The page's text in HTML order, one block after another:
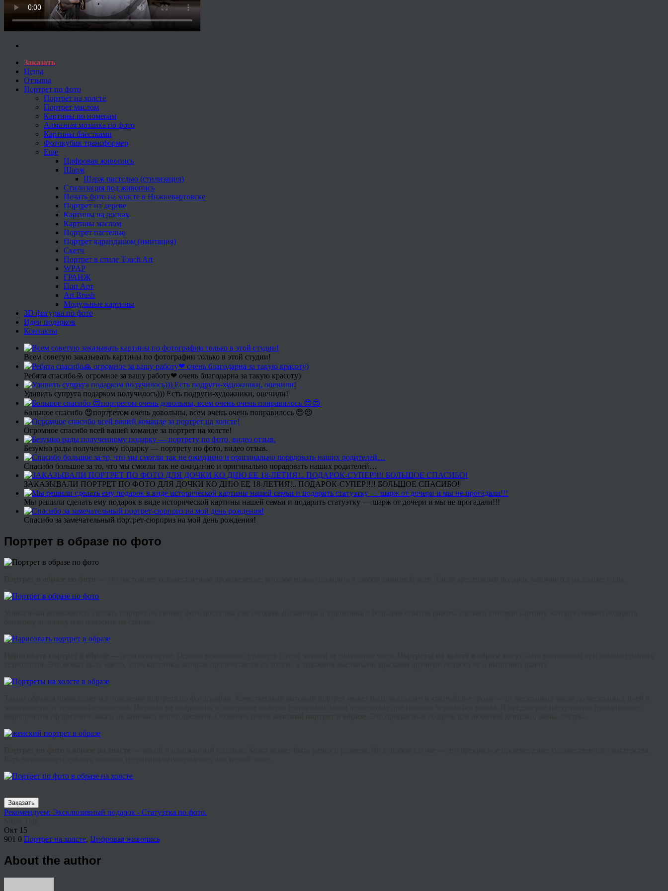
Заказать
Цены
Отзывы
Портрет по фото
Портрет на холсте
Портрет маслом
Картины по номерам
Алмазная мозаика по фото
Картины блестками
Фотокубик трансформер
Еще
Цифровая живопись
Шарж
Шарж пастелью (стилизация)
Стилизация под живопись
Печать фото на холсте в Нижневартовске
Портрет на дереве
Картины на досках
Картины маслом
Портрет пастелью
Портрет карандашом (имитация)
Скетч
Портрет в стиле Touch Art
WPAP
ГРАНЖ
Поп Арт
Art Brush
Модульные картины
3D фигурка по фото
Идеи подарков
Контакты
Всем советую заказывать картины по фотографии только в этой студии!
Ребята спасибо🙏 огромное за вашу работу❤ очень благодарна за такую красоту)
Удивить супруга подарком получилось))) Есть подруги-художники, оценили!
Большое спасибо 😍портретом очень довольны, всем очень очень понравилось 😍😍
Огромное спасибо всей вашей команде за портрет на холсте!
Безумно рады полученному подарку — портрету по фото, видео отзыв.
Спасибо большое за то, что мы смогли так не ожиданно и оригинально порадовать наших родителей…
ЗАКАЗЫВАЛИ ПОРТРЕТ ПО ФОТО ДЛЯ ДОЧКИ КО ДНЮ ЕЕ 18-ЛЕТИЯ!.. ПОДАРОК-СУПЕР!!!! БОЛЬШОЕ СПАСИБО!
Мы решили сделать ему подарок в виде исторической картины нашей семьи и подарить статуэтку — шарж от дочери и мы не прогадали!!!
Спасибо за замечательный портрет-сюрприз на мой день рождения!
Портрет в образе по фото
Заказать
Рекомендуем: Эксклюзивный подарок - Статуэтка по фото.
Окт 15
901 0 Портрет на холсте, Цифровая живопись
About the author